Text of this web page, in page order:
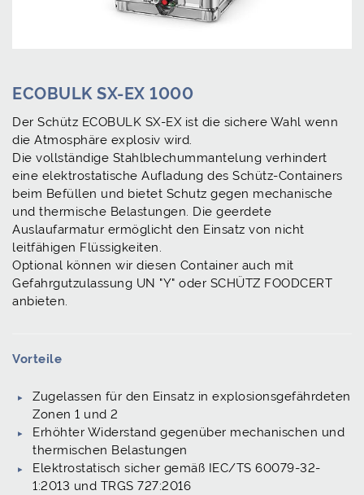
ECOBULK SX-EX 1000
Der Schütz ECOBULK SX-EX ist die sichere Wahl wenn
die Atmosphäre explosiv wird.
Die vollständige Stahlblechummantelung verhindert
eine elektrostatische Aufladung des Schütz-Containers
beim Befüllen und bietet Schutz gegen mechanische
und thermische Belastungen. Die geerdete
Auslaufarmatur ermöglicht den Einsatz von nicht
leitfähigen Flüssigkeiten.
Optional können wir diesen Container auch mit
Gefahrgutzulassung UN "Y" oder SCHÜTZ FOODCERT
anbieten.
Vorteile
Zugelassen für den Einsatz in explosionsgefährdeten
Zonen 1 und 2
Erhöhter Widerstand gegenüber mechanischen und
thermischen Belastungen
Elektrostatisch sicher gemäß IEC/TS 60079-32-
1:2013 und TRGS 727:2016